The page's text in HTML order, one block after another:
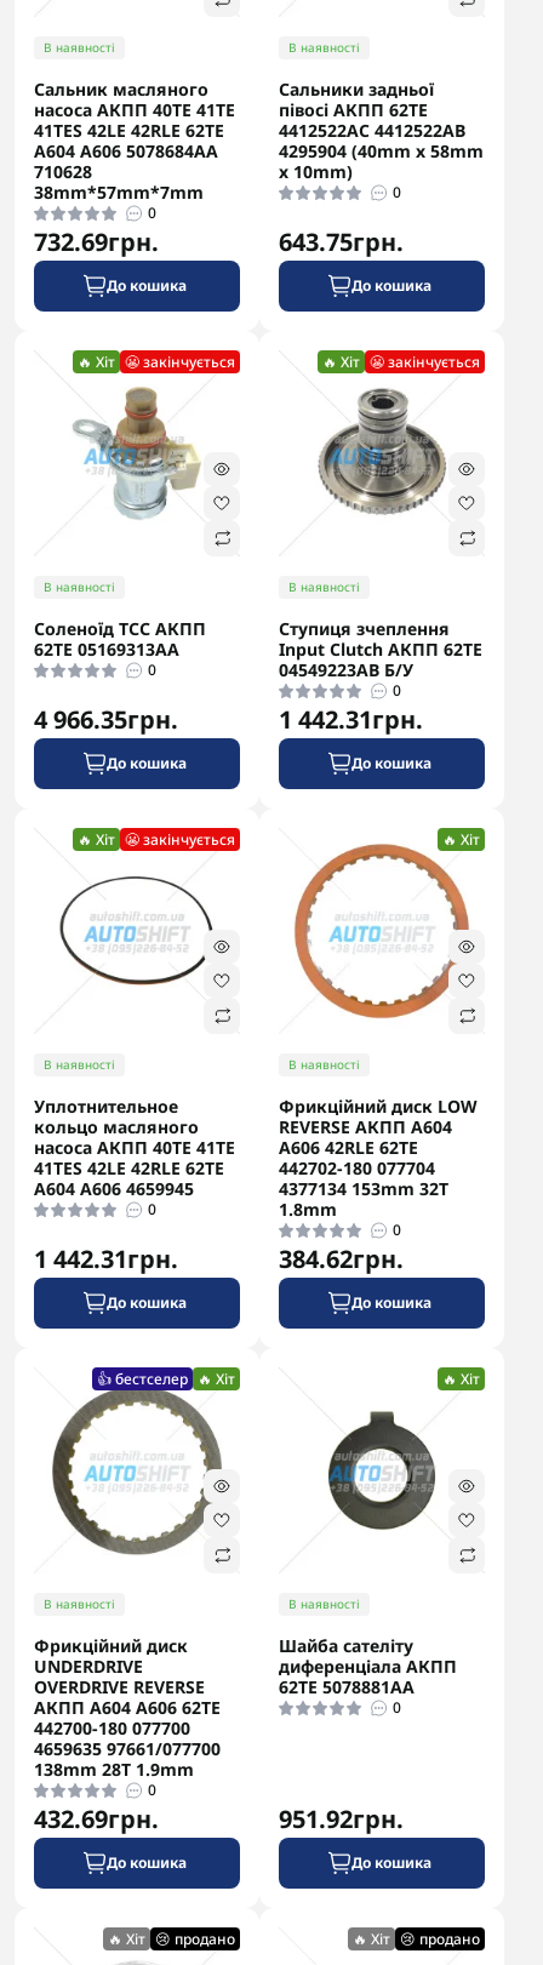
В наявності
Сальник масляного
насоса АКПП 40TE 41TE
41TES 42LE 42RLE 62TE
A604 A606 5078684AA
710628
38mm*57mm*7mm
0
732.69грн.
До кошика
В наявності
Сальники задньої
півосі АКПП 62TE
4412522AC 4412522AB
4295904 (40mm x 58mm
x 10mm)
0
643.75грн.
До кошика
🔥 Хіт 😬 закінчується
В наявності
Соленоїд ТСС АКПП
62TE 05169313AA
0
4 966.35грн.
До кошика
🔥 Хіт 😬 закінчується
В наявності
Ступиця зчеплення
Input Clutch АКПП 62TE
04549223AB Б/У
0
1 442.31грн.
До кошика
🔥 Хіт 😬 закінчується
В наявності
Уплотнительное
кольцо масляного
насоса АКПП 40TE 41TE
41TES 42LE 42RLE 62TE
A604 A606 4659945
0
1 442.31грн.
До кошика
🔥 Хіт
В наявності
Фрикційний диск LOW
REVERSE АКПП A604
A606 42RLE 62TE
442702-180 077704
4377134 153mm 32T
1.8mm
0
384.62грн.
До кошика
👍 бестселер 🔥 Хіт
В наявності
Фрикційний диск
UNDERDRIVE
OVERDRIVE REVERSE
АКПП A604 A606 62TE
442700-180 077700
4659635 97661/077700
138mm 28T 1.9mm
0
432.69грн.
До кошика
🔥 Хіт
В наявності
Шайба сателіту
диференціала АКПП
62TE 5078881AA
0
951.92грн.
До кошика
🔥 Хіт 😢 продано 🔥 Хіт 😢 продано